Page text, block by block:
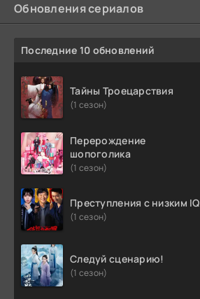
Обновления сериалов
Последние 10 обновлений
Тайны Троецарствия
(1 сезон)
Перерождение
шопоголика
(1 сезон)
Преступления с низким IQ
(1 сезон)
Следуй сценарию!
(1 сезон)